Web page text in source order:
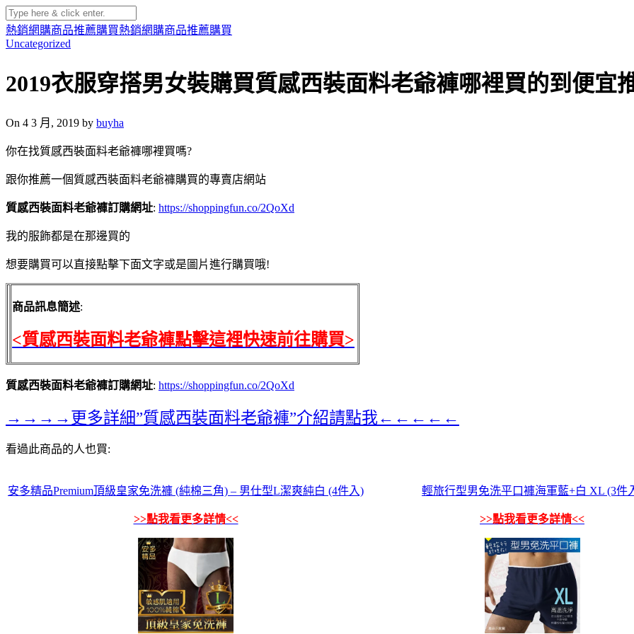
熱銷網購商品推薦購買熱銷網購商品推薦購買
Uncategorized
2019衣服穿搭男女裝購買質感西裝面料老爺褲哪裡買的到便宜
On 4 3 月, 2019 by buyha
你在找質感西裝面料老爺褲哪裡買嗎?
跟你推薦一個質感西裝面料老爺褲購買的專賣店網站
質感西裝面料老爺褲訂購網址: https://shoppingfun.co/2QoXd
我的服飾都是在那邊買的
想要購買可以直接點擊下面文字或是圖片進行購買哦!
商品訊息簡述:
<質感西裝面料老爺褲點擊這裡快速前往購買>
質感西裝面料老爺褲訂購網址: https://shoppingfun.co/2QoXd
→→→→更多詳細”質感西裝面料老爺褲”介紹請點我←←←←←
看過此商品的人也買:
安多精品Premium頂級皇家免洗褲 (純棉三角) – 男仕型L潔爽純白 (4件入)
>>點我看更多詳情<<
輕旅行型男免洗平口褲海軍藍+白 XL (3件
>>點我看更多詳情<<